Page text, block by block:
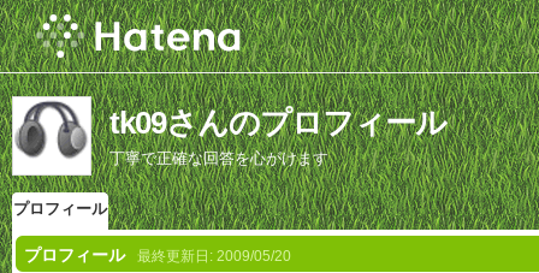
tk09さんのプロフィール
丁寧で正確な回答を心がけます
プロフィール
プロフィール 最終更新日: 2009/05/20